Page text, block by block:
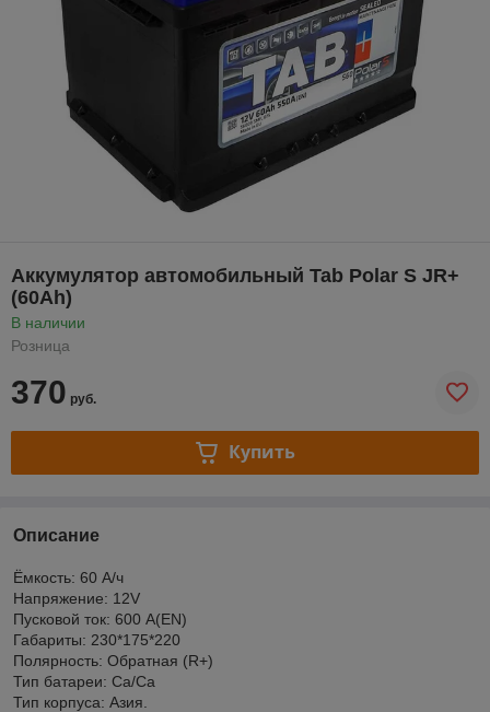
Аккумулятор автомобильный Tab Polar S JR+
(60Ah)
В наличии
Розница
370 руб.
Купить
Описание
Ёмкость: 60 А/ч
Напряжение: 12V
Пусковой ток: 600 A(EN)
Габариты: 230*175*220
Полярность: Обратная (R+)
Тип батареи: Ca/Ca
Тип корпуса: Азия.